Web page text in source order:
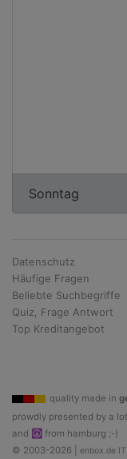
Sonntag
Datenschutz
Häufige Fragen
Beliebte Suchbegriffe
Quiz, Frage Antwort
Top Kreditangebot
quality made in
prowdly presented by a
and ☮ from hamburg ;-)
© 2003-2026 | enbox.de